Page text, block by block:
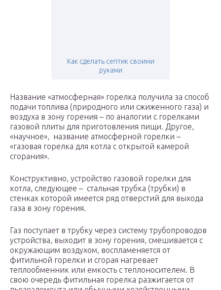
Как сделать септик своими
руками
Название «атмосферная» горелка получила за способ
подачи топлива (природного или сжиженного газа) и
воздуха в зону горения – по аналогии с горелками
газовой плиты для приготовления пищи. Другое,
«научное», название атмосферной горелки –
«газовая горелка для котла с открытой камерой
сгорания».
Конструктивно, устройство газовой горелки для
котла, следующее – стальная трубка (трубки) в
стенках которой имеется ряд отверстий для выхода
газа в зону горения.
Газ поступает в трубку через систему трубопроводов
устройства, выходит в зону горения, смешивается с
окружающим воздухом, воспламеняется от
фитильной горелки и сгорая нагревает
теплообменник или емкость с теплоносителем. В
свою очередь фитильная горелка разжигается от